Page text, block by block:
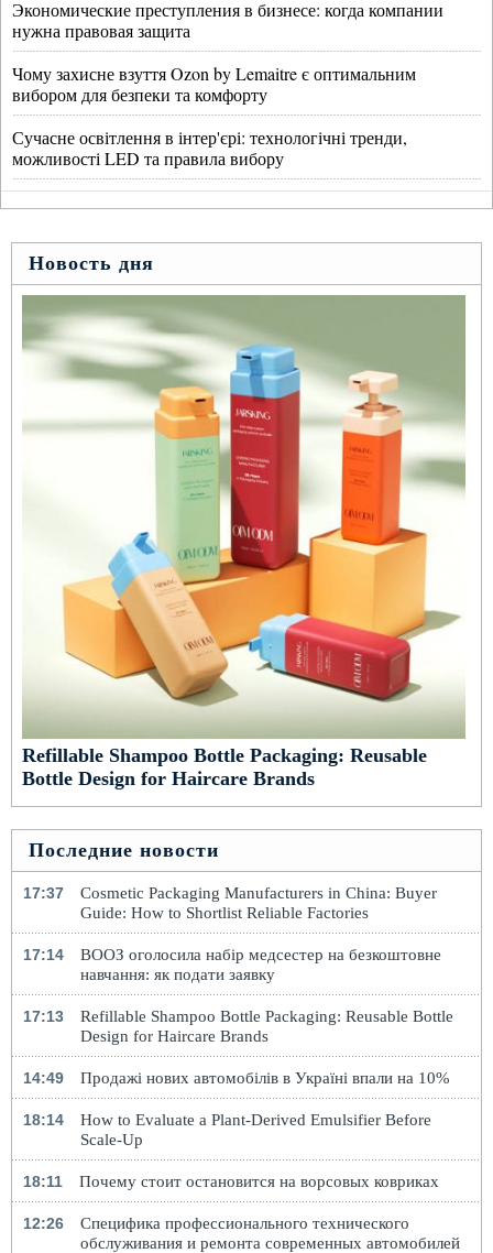
Экономические преступления в бизнесе: когда компании
нужна правовая защита
Чому захисне взуття Ozon by Lemaitre є оптимальним
вибором для безпеки та комфорту
Сучасне освітлення в інтер'єрі: технологічні тренди,
можливості LED та правила вибору
Новость дня
Refillable Shampoo Bottle Packaging: Reusable
Bottle Design for Haircare Brands
Последние новости
17:37
Cosmetic Packaging Manufacturers in China: Buyer
Guide: How to Shortlist Reliable Factories
17:14
ВООЗ оголосила набір медсестер на безкоштовне
навчання: як подати заявку
17:13
Refillable Shampoo Bottle Packaging: Reusable Bottle
Design for Haircare Brands
14:49 Продажі нових автомобілів в Україні впали на 10%
18:14
How to Evaluate a Plant-Derived Emulsifier Before
Scale-Up
18:11 Почему стоит остановится на ворсовых ковриках
12:26
Специфика профессионального технического
обслуживания и ремонта современных автомобилей